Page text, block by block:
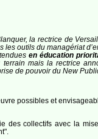
la rectrice de
outils du managériat
en éducation
terrain mais la rectrice
de pouvoir du New
possibles et
des collectifs avec la